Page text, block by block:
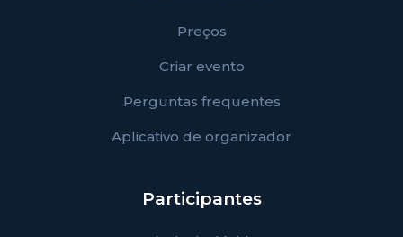
Preços
Criar evento
Perguntas frequentes
Aplicativo de organizador
Participantes